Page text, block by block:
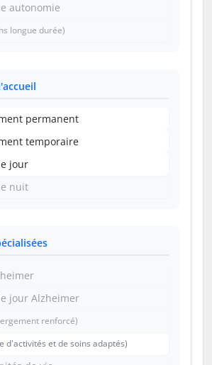
autonomie
longue durée)
permanent
temporaire
jour
nuit
jour Alzheimer
renforcé)
d'activités et de soins adaptés)